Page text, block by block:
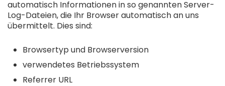
automatisch Informationen in so genannten Server-
Log-Dateien, die Ihr Browser automatisch an uns
übermittelt. Dies sind:
Browsertyp und Browserversion
verwendetes Betriebssystem
Referrer URL